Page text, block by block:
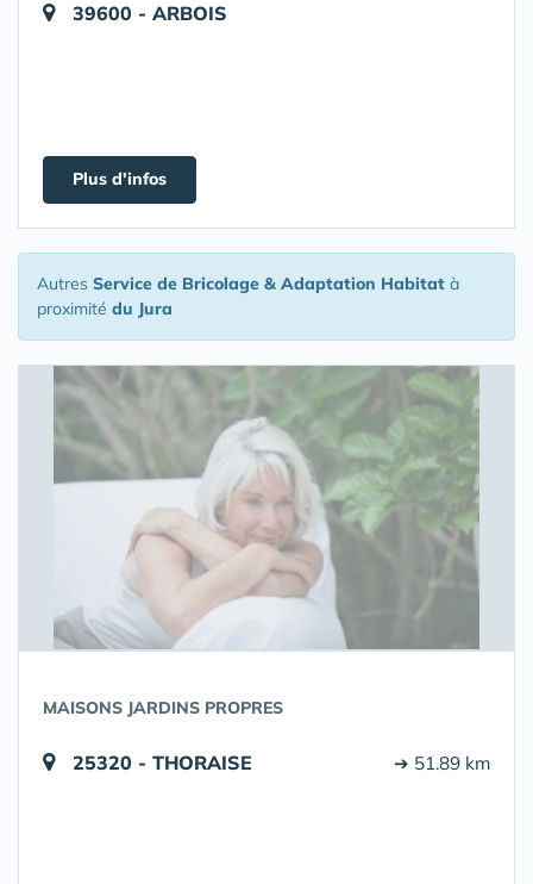
39600 - ARBOIS
Plus d'infos
Autres Service de Bricolage & Adaptation Habitat à
proximité du Jura
MAISONS JARDINS PROPRES
25320 - THORAISE ➔ 51.89 km